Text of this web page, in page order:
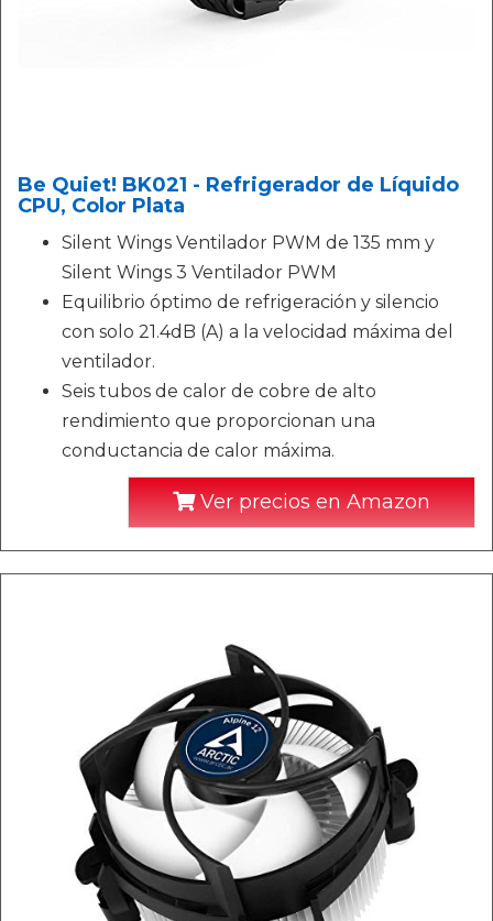
Be Quiet! BK021 - Refrigerador de Líquido
CPU, Color Plata
Silent Wings Ventilador PWM de 135 mm y
Silent Wings 3 Ventilador PWM
Equilibrio óptimo de refrigeración y silencio
con solo 21.4dB (A) a la velocidad máxima del
ventilador.
Seis tubos de calor de cobre de alto
rendimiento que proporcionan una
conductancia de calor máxima.
Ver precios en Amazon